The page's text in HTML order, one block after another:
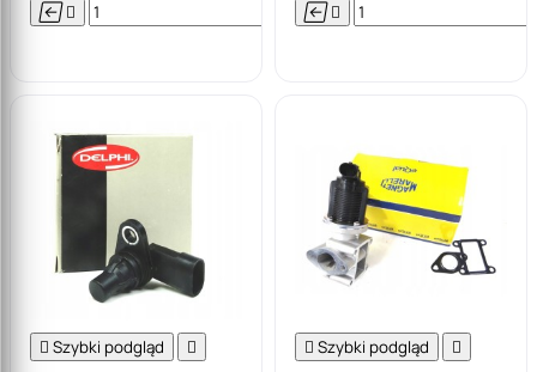
  

 
 Szybki podgląd   Szybki podgląd 